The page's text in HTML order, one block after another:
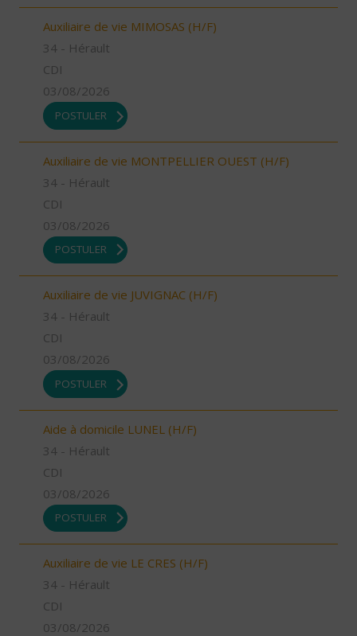
Auxiliaire de vie MIMOSAS (H/F)
34 - Hérault
CDI
03/08/2026
POSTULER
Auxiliaire de vie MONTPELLIER OUEST (H/F)
34 - Hérault
CDI
03/08/2026
POSTULER
Auxiliaire de vie JUVIGNAC (H/F)
34 - Hérault
CDI
03/08/2026
POSTULER
Aide à domicile LUNEL (H/F)
34 - Hérault
CDI
03/08/2026
POSTULER
Auxiliaire de vie LE CRES (H/F)
34 - Hérault
CDI
03/08/2026